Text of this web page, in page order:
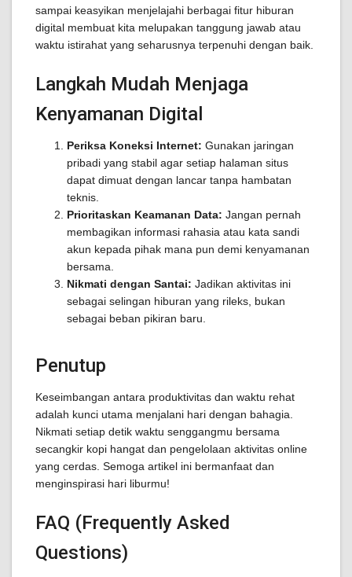
sampai keasyikan menjelajahi berbagai fitur hiburan
digital membuat kita melupakan tanggung jawab atau
waktu istirahat yang seharusnya terpenuhi dengan baik.
Langkah Mudah Menjaga
Kenyamanan Digital
Periksa Koneksi Internet: Gunakan jaringan
pribadi yang stabil agar setiap halaman situs
dapat dimuat dengan lancar tanpa hambatan
teknis.
Prioritaskan Keamanan Data: Jangan pernah
membagikan informasi rahasia atau kata sandi
akun kepada pihak mana pun demi kenyamanan
bersama.
Nikmati dengan Santai: Jadikan aktivitas ini
sebagai selingan hiburan yang rileks, bukan
sebagai beban pikiran baru.
Penutup
Keseimbangan antara produktivitas dan waktu rehat
adalah kunci utama menjalani hari dengan bahagia.
Nikmati setiap detik waktu senggangmu bersama
secangkir kopi hangat dan pengelolaan aktivitas online
yang cerdas. Semoga artikel ini bermanfaat dan
menginspirasi hari liburmu!
FAQ (Frequently Asked
Questions)